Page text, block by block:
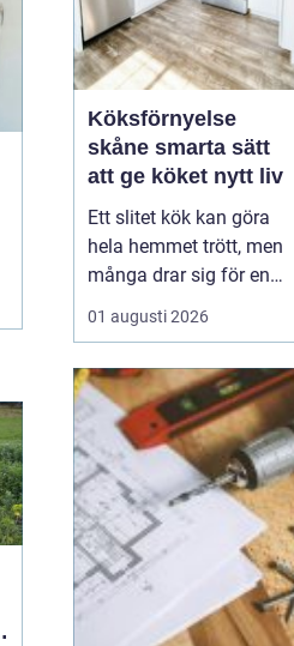
Köksförnyelse
skåne smarta sätt
att ge köket nytt liv
Ett slitet kök kan göra
hela hemmet trött, men
många drar sig för en
fullständig renovering.
Det tar tid, kostar mycket
ingrepp. Därför väljer allt
fler att satsa på
köksförnyelse i stället
för att riva ut och bygga
nytt. Med rä...
01 augusti 2026